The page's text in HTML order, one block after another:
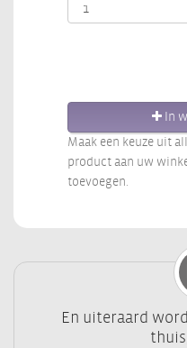
In
Maak een keuze uit
product aan uw
toevoegen.
En uiteraard